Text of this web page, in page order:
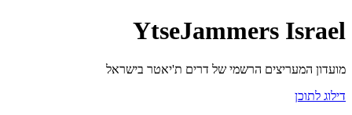
YtseJammers Israel
מועדון המעריצים הרשמי של דרים ת'יאטר בישראל
דילוג לתוכן